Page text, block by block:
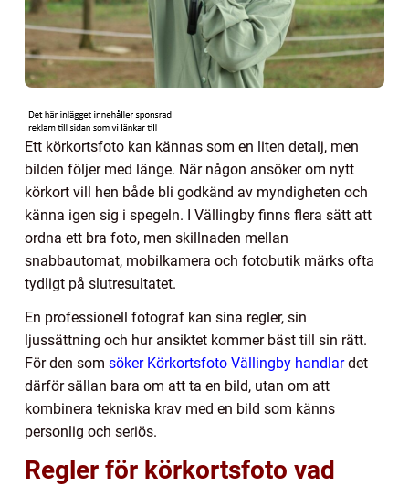
Ett körkortsfoto kan kännas som en liten detalj, men
bilden följer med länge. När någon ansöker om nytt
körkort vill hen både bli godkänd av myndigheten och
känna igen sig i spegeln. I Vällingby finns flera sätt att
ordna ett bra foto, men skillnaden mellan
snabbautomat, mobilkamera och fotobutik märks ofta
tydligt på slutresultatet.
En professionell fotograf kan sina regler, sin
ljussättning och hur ansiktet kommer bäst till sin rätt.
För den som söker Körkortsfoto Vällingby handlardet
därför sällan bara om att ta en bild, utan om att
kombinera tekniska krav med en bild som känns
personlig och seriös.
Regler för körkortsfoto vad